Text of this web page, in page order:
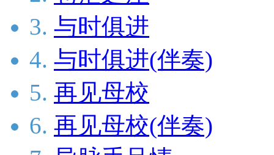
3. 与时俱进
4. 与时俱进(伴奏)
5. 再见母校
6. 再见母校(伴奏)